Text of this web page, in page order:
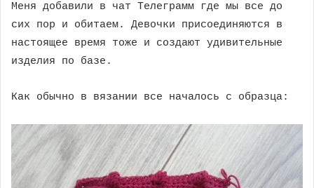
Меня добавили в чат Телеграмм где мы все до
сих пор и обитаем. Девочки присоединяются в
настоящее время тоже и создают удивительные
изделия по базе.
Как обычно в вязании все началось с образца: